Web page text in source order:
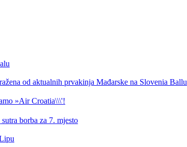
od aktualnih prvakinja Mađarske na Slovenia Ballu
»Air Croatia\\\'!
borba za 7. mjesto